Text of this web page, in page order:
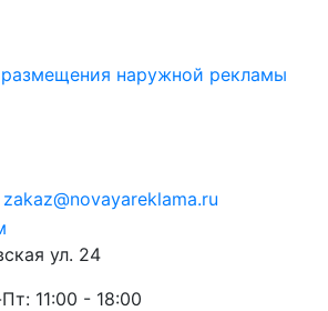
наружной рекламы
zakaz@novayareklama.ru
ул. 24
11:00 - 18:00